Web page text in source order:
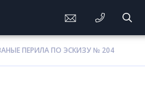
ПЕРИЛА ПО ЭСКИЗУ № 204